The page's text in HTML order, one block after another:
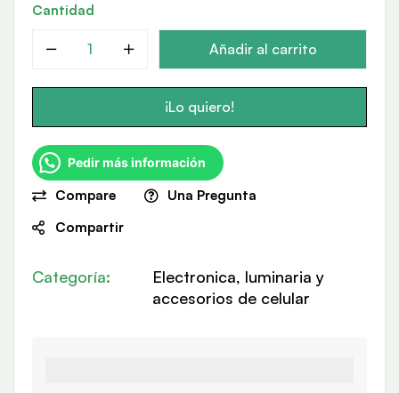
Cantidad
Añadir al carrito
¡Lo quiero!
Pedir más información
Compare
Una Pregunta
Compartir
Categoría:
Electronica, luminaria y
accesorios de celular